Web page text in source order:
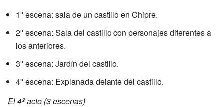
1º escena: sala de un castillo en Chipre.
2º escena: Sala del castillo con personajes diferentes a
los anteriores.
3º escena: Jardín del castillo.
4º escena: Explanada delante del castillo.
El 4º acto (3 escenas)